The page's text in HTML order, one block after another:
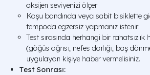
oksijen seviyenizi ölçer.
Koşu bandında veya sabit bisiklette
tempoda egzersiz yapmanız istenir.
Test sırasında herhangi bir rahatsızlık
(göğüs ağrısı, nefes darlığı, baş
uygulayan kişiye haber vermelisiniz.
Test Sonrası: